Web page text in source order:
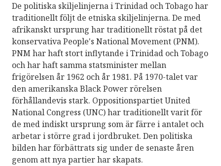
De politiska skiljelinjerna i Trinidad och Tobago har
traditionellt följt de etniska skiljelinjerna. De med
afrikanskt ursprung har traditionellt röstat på det
konservativa People's National Movement (PNM).
PNM har haft stort inflytande i Trinidad och Tobago
och har haft samma statsminister mellan
frigörelsen år 1962 och år 1981. På 1970-talet var
den amerikanska Black Power rörelsen
förhållandevis stark. Oppositionspartiet United
National Congress (UNC) har traditionellt varit för
de med indiskt ursprung som är färre i antalet och
arbetar i större grad i jordbruket. Den politiska
bilden har förbättrats sig under de senaste åren
genom att nya partier har skapats.